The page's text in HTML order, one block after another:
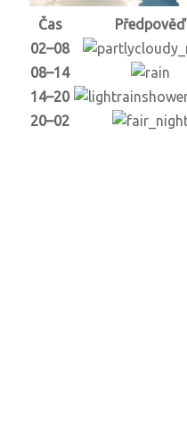
Čas Předpověď
02–08
08–14
14–20
20–02